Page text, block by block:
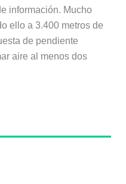
información. Mucho
ello a 3.400 metros de
de pendiente
aire al menos dos